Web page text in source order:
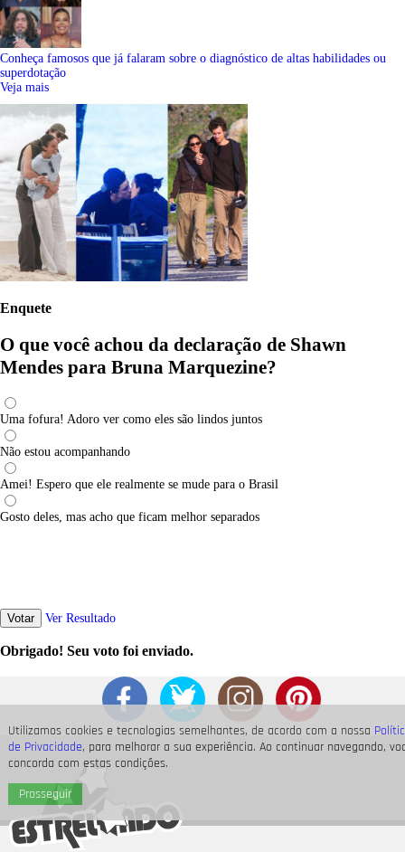
Utilizamos cookies e tecnologias semelhantes, de acordo com a nossa
de Privacidade, para melhorar a sua experiência. Ao continuar navegando,
concorda com estas condições.
Prosseguir
Conheça famosos que já falaram sobre o diagnóstico de altas habilidades ou
superdotação
Veja mais
Enquete
O que você achou da declaração de Shawn
Mendes para Bruna Marquezine?
Uma fofura! Adoro ver como eles são lindos juntos
Não estou acompanhando
Amei! Espero que ele realmente se mude para o Brasil
Gosto deles, mas acho que ficam melhor separados
Votar Ver Resultado
Obrigado! Seu voto foi enviado.